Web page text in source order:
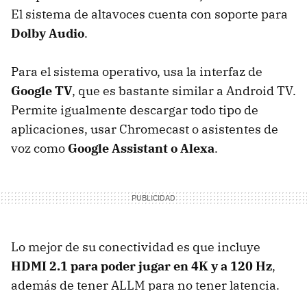
El sistema de altavoces cuenta con soporte para
Dolby Audio.
Para el sistema operativo, usa la interfaz de
Google TV, que es bastante similar a Android TV.
Permite igualmente descargar todo tipo de
aplicaciones, usar Chromecast o asistentes de
voz como Google Assistant o Alexa.
Lo mejor de su conectividad es que incluye
HDMI 2.1 para poder jugar en 4K y a 120 Hz,
además de tener ALLM para no tener latencia.